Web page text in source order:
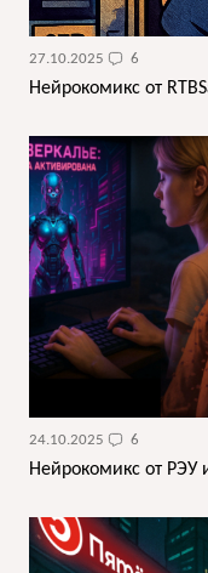
27.10.2025 6
Нейрокомикс от
24.10.2025 6
Нейрокомикс от РЭУ